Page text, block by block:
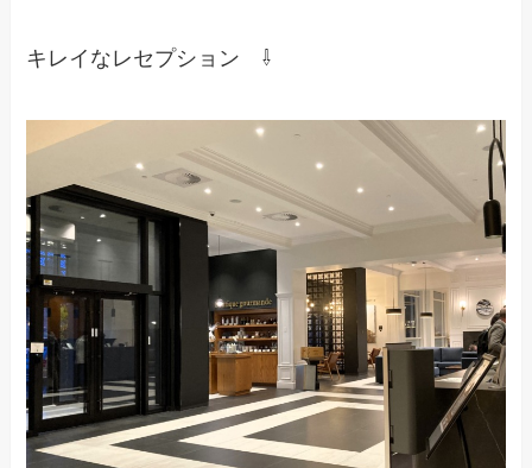
キレイなレセプション ⇩